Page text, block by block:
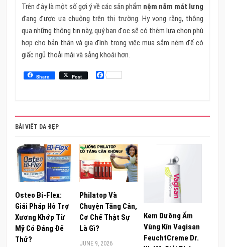
Trên đây là một số gợi ý về các sản phẩm nệm nằm mát lưng
đang được ưa chuộng trên thị trường. Hy vọng rằng, thông
qua những thông tin này, quý bạn đọc sẽ có thêm lựa chọn phù
hợp cho bản thân và gia đình trong việc mua sắm nệm để có
giấc ngủ thoải mái và sảng khoái hơn.
Share Post Facebook
BÀI VIẾT DA ĐẸP
Osteo Bi-Flex:
Giải Pháp Hỗ Trợ
Xương Khớp Từ
Mỹ Có Đáng Để
Thử?
Philatop Và
Chuyện Tăng Cân,
Cơ Chế Thật Sự
Là Gì?
JUNE 9, 2026
Kem Dưỡng Ẩm
Vùng Kín Vagisan
FeuchtCreme Dr.